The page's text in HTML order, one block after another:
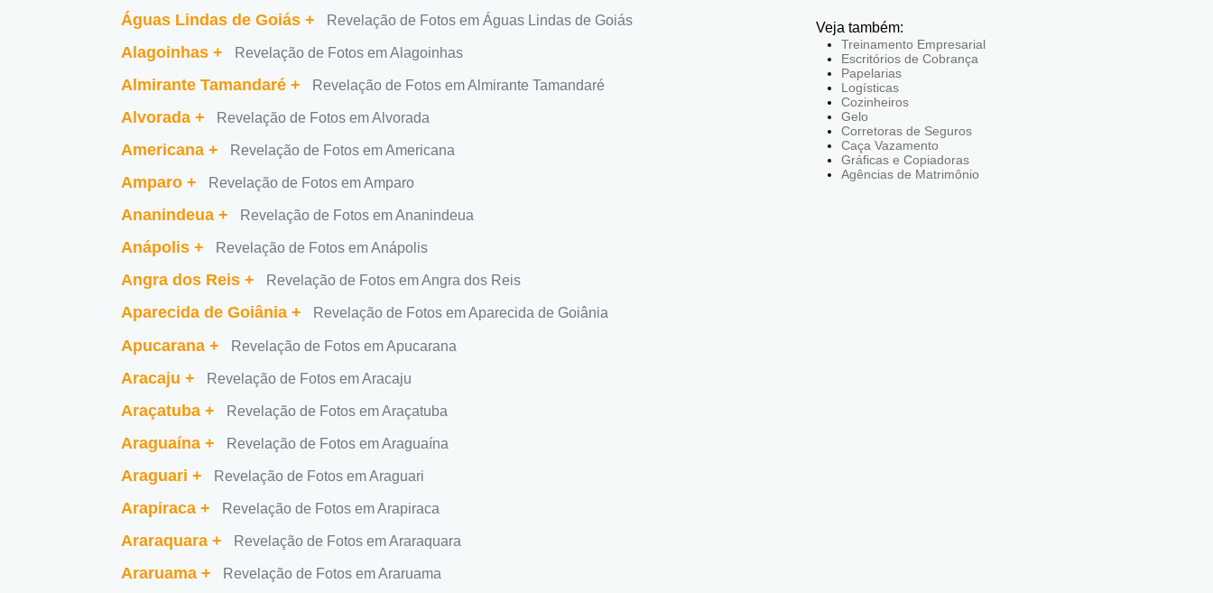
Águas Lindas de Goiás + Revelação de Fotos em Águas Lindas de Goiás
Alagoinhas + Revelação de Fotos em Alagoinhas
Almirante Tamandaré + Revelação de Fotos em Almirante Tamandaré
Alvorada + Revelação de Fotos em Alvorada
Americana + Revelação de Fotos em Americana
Amparo + Revelação de Fotos em Amparo
Ananindeua + Revelação de Fotos em Ananindeua
Anápolis + Revelação de Fotos em Anápolis
Angra dos Reis + Revelação de Fotos em Angra dos Reis
Aparecida de Goiânia + Revelação de Fotos em Aparecida de Goiânia
Apucarana + Revelação de Fotos em Apucarana
Aracaju + Revelação de Fotos em Aracaju
Araçatuba + Revelação de Fotos em Araçatuba
Araguaína + Revelação de Fotos em Araguaína
Araguari + Revelação de Fotos em Araguari
Arapiraca + Revelação de Fotos em Arapiraca
Araraquara + Revelação de Fotos em Araraquara
Araruama + Revelação de Fotos em Araruama
Veja também:
Treinamento Empresarial
Escritórios de Cobrança
Papelarias
Logísticas
Cozinheiros
Gelo
Corretoras de Seguros
Caça Vazamento
Gráficas e Copiadoras
Agências de Matrimônio